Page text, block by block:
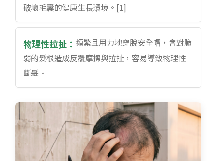
破壞毛囊的健康生長環境。[1]
物理性拉扯： 頻繁且用力地穿脫安全帽，會對脆
弱的髮根造成反覆摩擦與拉扯，容易導致物理性
斷髮。